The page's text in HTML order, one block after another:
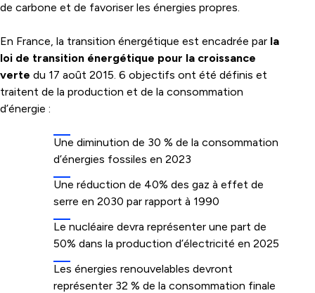
de carbone et de favoriser les énergies propres.
En France, la transition énergétique est encadrée par la
loi de transition énergétique pour la croissance
verte du 17 août 2015. 6 objectifs ont été définis et
traitent de la production et de la consommation
d’énergie :
Une diminution de 30 % de la consommation
d’énergies fossiles en 2023
Une réduction de 40% des gaz à effet de
serre en 2030 par rapport à 1990
Le nucléaire devra représenter une part de
50% dans la production d’électricité en 2025
Les énergies renouvelables devront
représenter 32 % de la consommation finale